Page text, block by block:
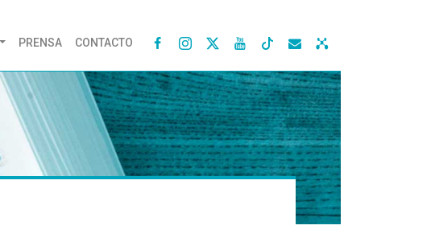
PRENSA CONTACTO    